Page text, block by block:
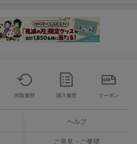
閲覧履歴 購入履歴 クーポン
ヘルプ
ご意見・ご要望